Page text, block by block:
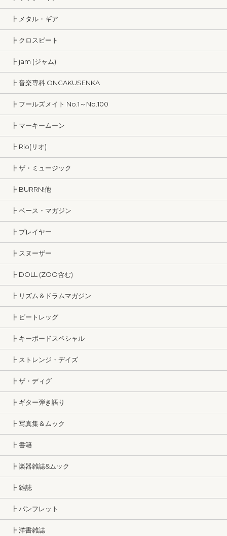
┣ メタル・ギア
┣ クロスビート
┣ jam (ジャム)
┣ 音楽専科 ONGAKUSENKA
┣ フールズメイト No.1～No.100
┣ マーキームーン
┣ Rio(リオ)
┣ ザ・ミュージック
┣ BURRN!他
┣ ベース・マガジン
┣ プレイヤー
┣ スヌーザー
┣ DOLL (ZOO含む)
┣ リズム＆ドラムマガジン
┣ ビートレッグ
┣ キーボードスペシャル
┣ ストレンジ・デイズ
┣ ザ・ディグ
┣ ギター弾き語り
┣ 写真集＆ムック
┣ 書籍
┣ 楽器雑誌&ムック
┣ 雑誌
┣ パンフレット
┣ 洋書雑誌